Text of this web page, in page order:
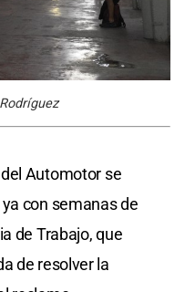
Automotor se
con semanas de
de Trabajo, que
de resolver la